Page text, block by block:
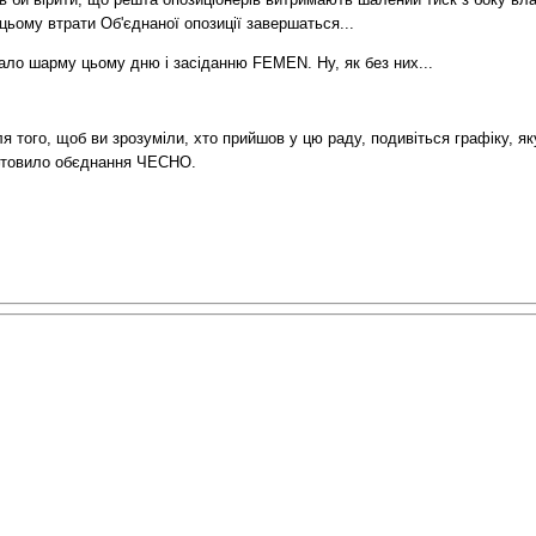
втрати Об'єднаної опозиції завершаться...
шарму цьому дню і засіданню FEMEN. Ну, як без них...
того, щоб ви зрозуміли, хто прийшов у цю раду, подивіться графіку,
обєднання ЧЕСНО.